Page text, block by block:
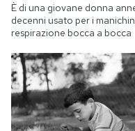
È di una giovane donna
decenni usato per i
respirazione bocca a bocca